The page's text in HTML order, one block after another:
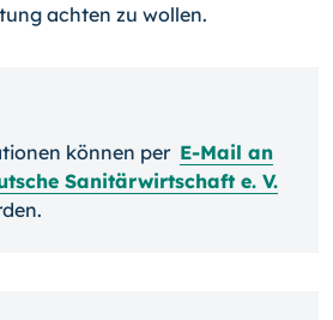
achten zu wollen.
können per E-Mail an
Sanitärwirtschaft e. V.